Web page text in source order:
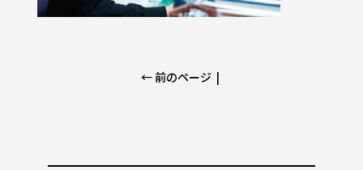
← 前のページ |